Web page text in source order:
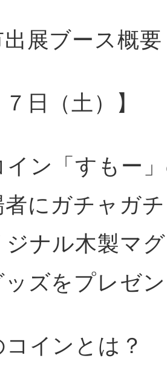
展ブース概要
７日（土）】
イン「すもー
者にガチャガ
ジナル木製マ
ッズをプレゼ
コインとは？
シモキ
多度津